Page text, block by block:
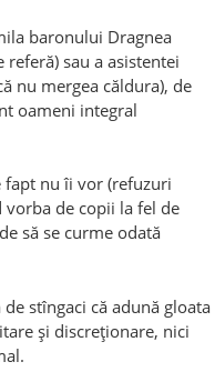
baronului Dragnea
sau a asistentei
nu mergea căldura), de
oameni integral
fapt nu îi vor (refuzuri
vorba de copii la fel de
să se curme odată
stîngaci că adună gloata
și discreționare, nici